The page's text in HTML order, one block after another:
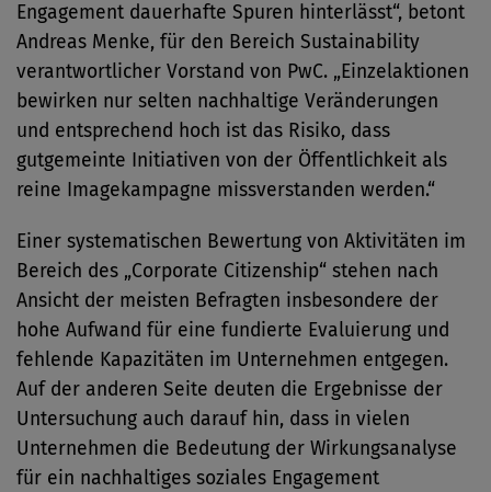
Engagement dauerhafte Spuren hinterlässt“, betont
Andreas Menke, für den Bereich Sustainability
verantwortlicher Vorstand von PwC. „Einzelaktionen
bewirken nur selten nachhaltige Veränderungen
und entsprechend hoch ist das Risiko, dass
gutgemeinte Initiativen von der Öffentlichkeit als
reine Imagekampagne missverstanden werden.“
Einer systematischen Bewertung von Aktivitäten im
Bereich des „Corporate Citizenship“ stehen nach
Ansicht der meisten Befragten insbesondere der
hohe Aufwand für eine fundierte Evaluierung und
fehlende Kapazitäten im Unternehmen entgegen.
Auf der anderen Seite deuten die Ergebnisse der
Untersuchung auch darauf hin, dass in vielen
Unternehmen die Bedeutung der Wirkungsanalyse
für ein nachhaltiges soziales Engagement